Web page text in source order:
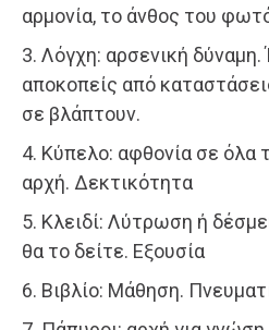
αρμονία, το άνθος του
3. Λόγχη: αρσενική δύναμη.
αποκοπείς από
σε βλάπτουν.
4. Κύπελο: αφθονία σε όλα
αρχή. Δεκτικότητα
5. Κλειδί: Λύτρωση ή
θα το δείτε. Εξουσία
6. Βιβλίο: Μάθηση.